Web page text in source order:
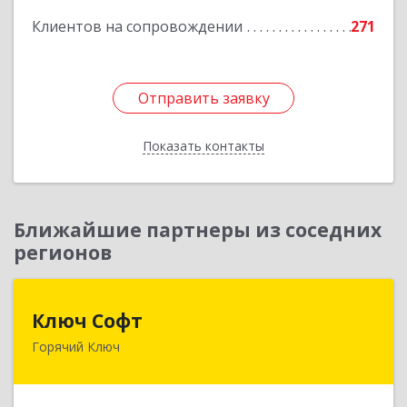
Клиентов на сопровождении 271
Отправить заявку
Показать контакты
Отправить заявку
Назад
Ближайшие партнеры из соседних
регионов
Ключ Софт
Горячий Ключ
353287, Краснодарский край, Горячий Ключ г,